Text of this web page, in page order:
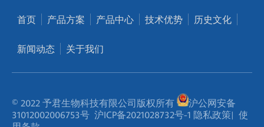
首页 产品方案 产品中心 技术优势 历史文化
新闻动态 关于我们
© 2022 予君生物科技有限公司版权所有
沪公网安备
31012002006753号 沪ICP备2021028732号-1 隐私政策| 使
用条款